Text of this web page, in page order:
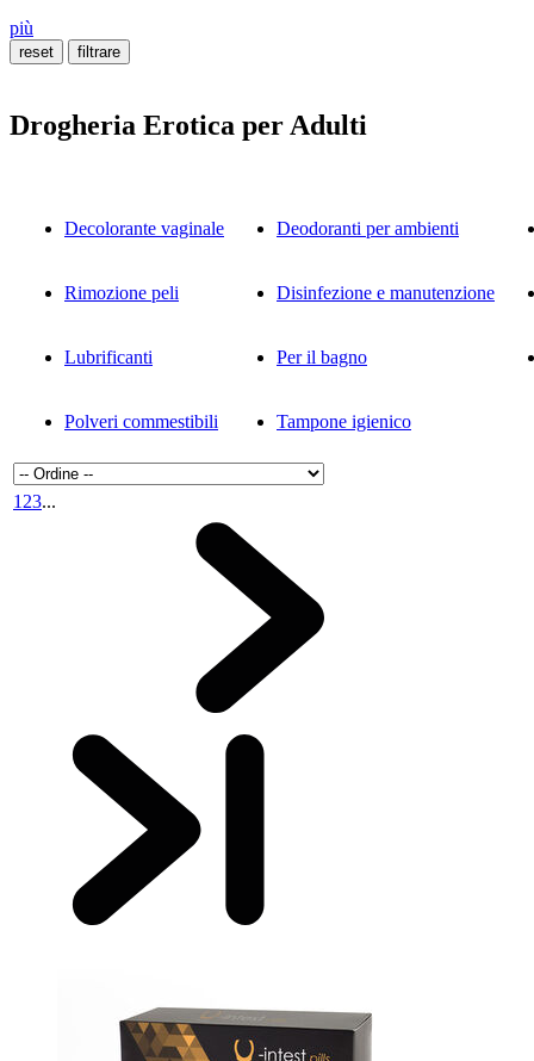
più
Drogheria Erotica per Adulti
Decolorante vaginale Deodoranti per ambienti
Rimozione peli Disinfezione e manutenzione
Lubrificanti Per il bagno
Polveri commestibili Tampone igienico
123...